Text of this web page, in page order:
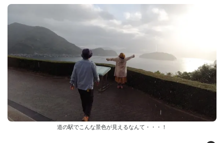
道の駅でこんな景色が見えるなんて・・・！